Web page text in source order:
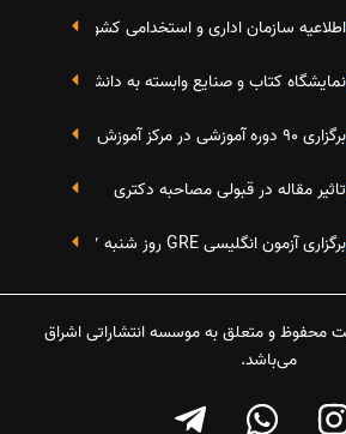
اطلاعیه سازمان اداری و استخدامی کشور در خصوص
نمایشگاه کتاب و صنایع وابسته به دانشگاه صنعتی شریف 4 الی 8 مهر
برگزاری 90 دوره آموزشی در مرکز آموزش فرهنگی دانشگاه علامه
تاثیر مقاله در قبولی مصاحبه دکتری
برگزاری آزمون انگلیسی GRE روز شنبه 27 شهریور(مقارن با 17 سپتامبر 2016)
محفوظ و متعلق به موسسه انتشاراتی اشراق
می‌باشد.